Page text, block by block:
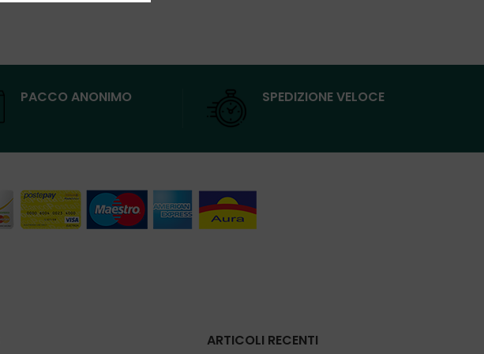
PACCO ANONIMO SPEDIZIONE VELOCE
ARTICOLI RECENTI